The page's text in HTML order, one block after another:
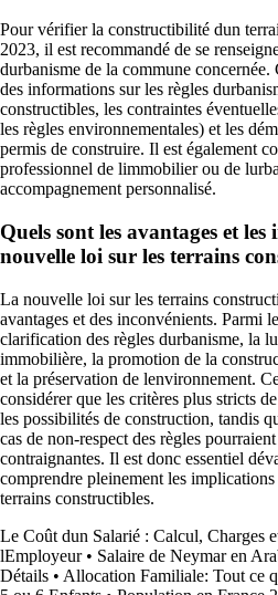
Pour vérifier la constructibilité dun
2023, il est recommandé de se
durbanisme de la commune
des informations sur les règles
constructibles, les contraintes
les règles environnementales) et les
permis de construire. Il est également
professionnel de limmobilier ou de
accompagnement personnalisé.
Quels sont les avantages et les
nouvelle loi sur les terrains
La nouvelle loi sur les terrains
avantages et des inconvénients. Parmi
clarification des règles durbanisme, la
immobilière, la promotion de la
et la préservation de lenvironnement.
considérer que les critères plus stricts
les possibilités de construction, tandis
cas de non-respect des règles
contraignantes. Il est donc essentiel
comprendre pleinement les
terrains constructibles.
Le Coût dun Salarié : Calcul, Charges
lEmployeur• Salaire de Neymar en
Détails • Allocation Familiale: Tout ce